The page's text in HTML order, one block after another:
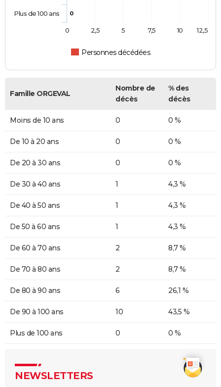
0
Personnes décédées
Plus de 100 ans
0 10
2,5 5 7,5 12,5
Famille ORGEVAL
Nombre de
décès
% des
décès
Moins de 10 ans 0 0 %
De 10 à 20 ans 0 0 %
De 20 à 30 ans 0 0 %
De 30 à 40 ans 1 4,3 %
De 40 à 50 ans 1 4,3 %
De 50 à 60 ans 1 4,3 %
De 60 à 70 ans 2 8,7 %
De 70 à 80 ans 2 8,7 %
De 80 à 90 ans 6 26,1 %
De 90 à 100 ans 10 43,5 %
Plus de 100 ans 0 0 %
NEWSLETTERS